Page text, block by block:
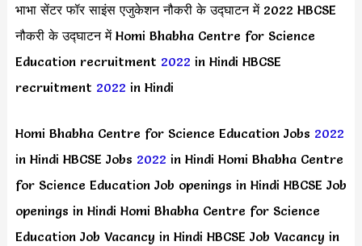
भाभा सेंटर फॉर साइंस एजुकेशन नौकरी के उद्घाटन में 2022 HBCSE
नौकरी के उद्घाटन में Homi Bhabha Centre for Science
Education recruitment 2022 in Hindi HBCSE
recruitment 2022 in Hindi
Homi Bhabha Centre for Science Education Jobs 2022
in Hindi HBCSE Jobs 2022 in Hindi Homi Bhabha Centre
for Science Education Job openings in Hindi HBCSE Job
openings in Hindi Homi Bhabha Centre for Science
Education Job Vacancy in Hindi HBCSE Job Vacancy in